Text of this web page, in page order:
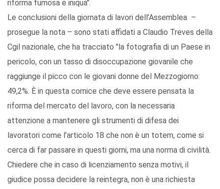
riforma fumosa e iniqua".
Le conclusioni della giornata di lavori dell’Assemblea –
prosegue la nota – sono stati affidati a Claudio Treves della
Cgil nazionale, che ha tracciato "la fotografia di un Paese in
pericolo, con un tasso di disoccupazione giovanile che
raggiunge il picco con le giovani donne del Mezzogiorno:
49,2%. È in questa cornice che deve essere pensata la
riforma del mercato del lavoro, con la necessaria
attenzione a mantenere gli strumenti di difesa dei
lavoratori come l’articolo 18 che non è un totem, come si
cerca di far passare in questi giorni, ma una norma di civilità.
Chiedere che in caso di licenziamento senza motivi, il
giudice possa decidere la reintegra, non è una richiesta